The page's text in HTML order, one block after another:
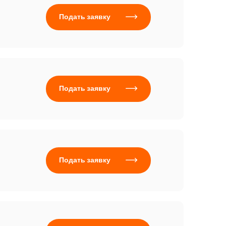
Подать заявку
Подать заявку
Подать заявку